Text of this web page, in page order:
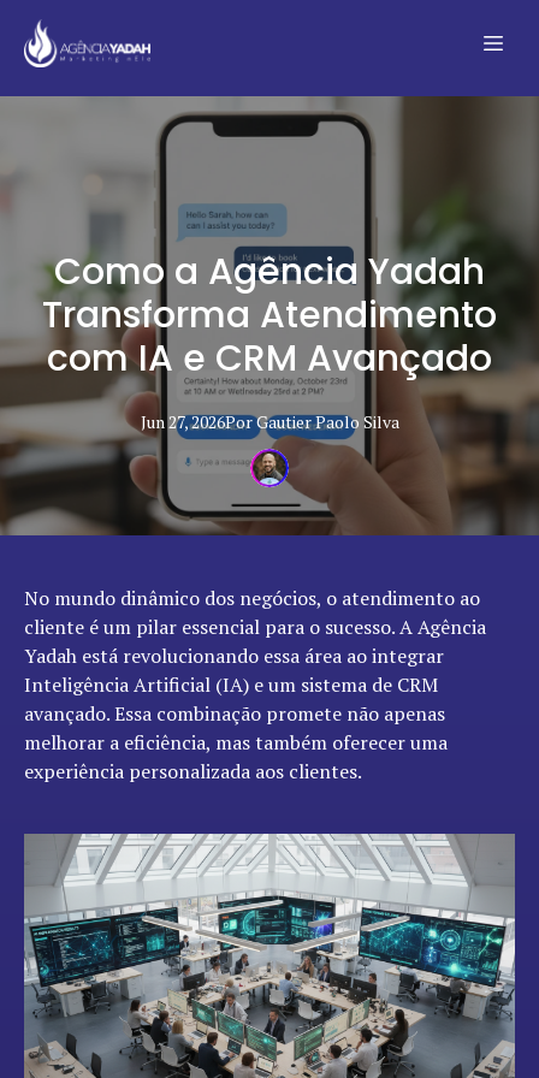
Como a Agência Yadah
Transforma Atendimento
com IA e CRM Avançado
Jun 27, 2026PorGautier Paolo Silva
No mundo dinâmico dos negócios, o atendimento ao
cliente é um pilar essencial para o sucesso. A Agência
Yadah está revolucionando essa área ao integrar
Inteligência Artificial (IA) e um sistema de CRM
avançado. Essa combinação promete não apenas
melhorar a eficiência, mas também oferecer uma
experiência personalizada aos clientes.